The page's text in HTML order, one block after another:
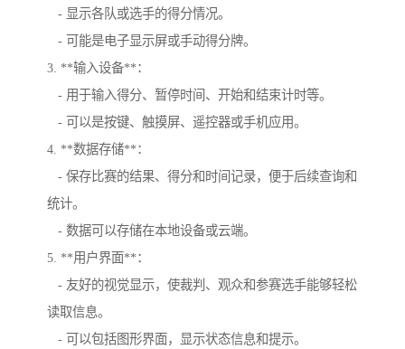
- 显示各队或选手的得分情况。
- 可能是电子显示屏或手动得分牌。
3. **输入设备**：
- 用于输入得分、暂停时间、开始和结束计时等。
- 可以是按键、触摸屏、遥控器或手机应用。
4. **数据存储**：
- 保存比赛的结果、得分和时间记录，便于后续查询和
统计。
- 数据可以存储在本地设备或云端。
5. **用户界面**：
- 友好的视觉显示，使裁判、观众和参赛选手能够轻松
读取信息。
- 可以包括图形界面，显示状态信息和提示。